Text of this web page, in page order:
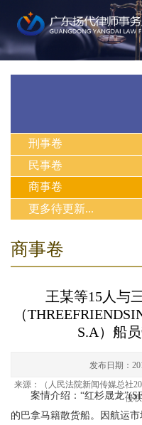
刑事卷
民事卷
商事卷
更多待更新...
商事卷
王某等15人与
（
S.A）船
发布日期：
来源：（人民法院新闻传媒总社
侵
案情介绍：“红杉晟龙
的巴拿马籍散货船。因航运